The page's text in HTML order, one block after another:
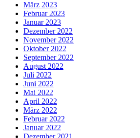
März 2023
Februar 2023
Januar 2023
Dezember 2022
November 2022
Oktober 2022
September 2022
August 2022
Juli 2022
Juni 2022
Mai 2022
April 2022
März 2022
Februar 2022
Januar 2022